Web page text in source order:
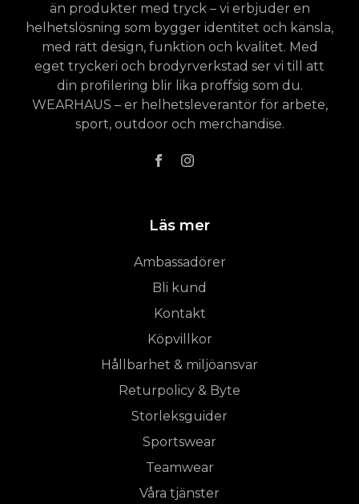
än produkter med tryck – vi erbjuder en
helhetslösning som bygger identitet och känsla,
med rätt design, funktion och kvalitet. Med
eget tryckeri och brodyrverkstad ser vi till att
din profilering blir lika proffsig som du.
WEARHAUS – er helhetsleverantör för arbete,
sport, outdoor och merchandise.
Läs mer
Ambassadörer
Bli kund
Kontakt
Köpvillkor
Hållbarhet & miljöansvar
Returpolicy & Byte
Storleksguider
Sportswear
Teamwear
Våra tjänster